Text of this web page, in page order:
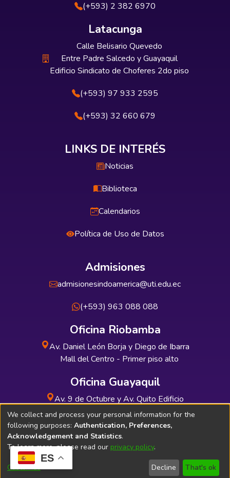
ES
(+593) 2 382 6970
Latacunga
Calle Belisario Quevedo
Entre Padre Salcedo y Guayaquil
Edificio Sindicato de Choferes 2do piso
(+593) 97 933 2595
(+593) 32 660 679
LINKS DE INTERÉS
Noticias
Biblioteca
Calendarios
Política de Uso de Datos
Admisiones
admisionesindoamerica@uti.edu.ec
(+593) 963 088 088
Oficina Riobamba
Av. Daniel León Borja y Diego de Ibarra
Mall del Centro - Primer piso alto
Oficina Guayaquil
Av. 9 de Octubre y Av. Quito Edificio
INDUAUTO - Planta baja
Soporte Técnico Bibliolatino.com
We collect and process your personal information for the
following purposes: Authentication, Preferences,
Acknowledgement and Statistics.
To learn more, please read our privacy policy.
Customize Decline That's ok